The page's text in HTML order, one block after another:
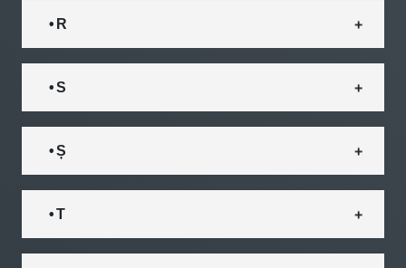
• R
• S
• Ș
• T